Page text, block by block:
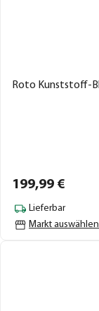
Roto Kunststoff-
199,99 €
Lieferbar
Markt auswählen